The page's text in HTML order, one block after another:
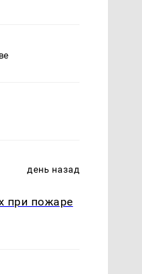
день назад
при пожаре